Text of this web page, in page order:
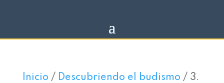
Inicio / Descubriendo el budismo / 3.